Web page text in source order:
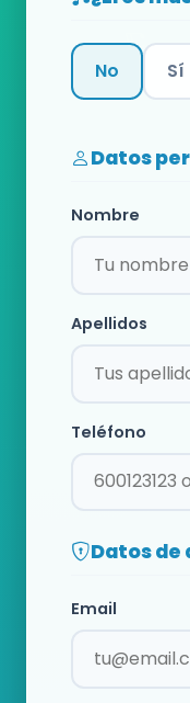
No Sí
Datos
Nombre
Apellidos
Teléfono
Datos de
Email